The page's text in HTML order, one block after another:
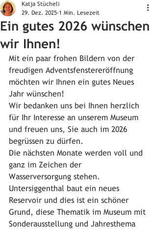
Ein gutes 2026 wünschen
wir Ihnen!
Katja Stücheli
29. Dez. 2025 1 Min. Lesezeit
Mit ein paar frohen Bildern von der
freudigen Adventsfenstereröffnung
möchten wir Ihnen ein gutes Neues
Jahr wünschen!
Wir bedanken uns bei Ihnen herzlich
für Ihr Interesse an unserem Museum
und freuen uns, Sie auch im 2026
begrüssen zu dürfen.
Die nächsten Monate werden voll und
ganz im Zeichen der
Wasserversorgung stehen.
Untersiggenthal baut ein neues
Reservoir und dies ist ein schöner
Grund, diese Thematik im Museum mit
Sonderausstellung und Jahresthema